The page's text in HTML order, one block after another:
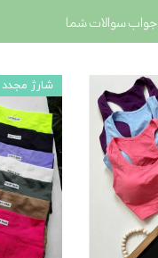
جواب سوالات شما
شارژ مجدد